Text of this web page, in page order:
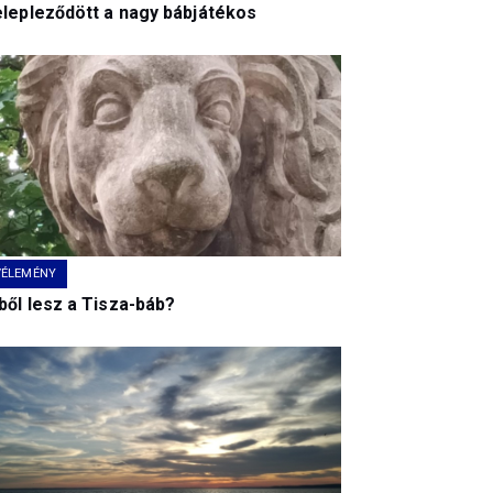
a nagy bábjátékos
lesz a Tisza-báb?